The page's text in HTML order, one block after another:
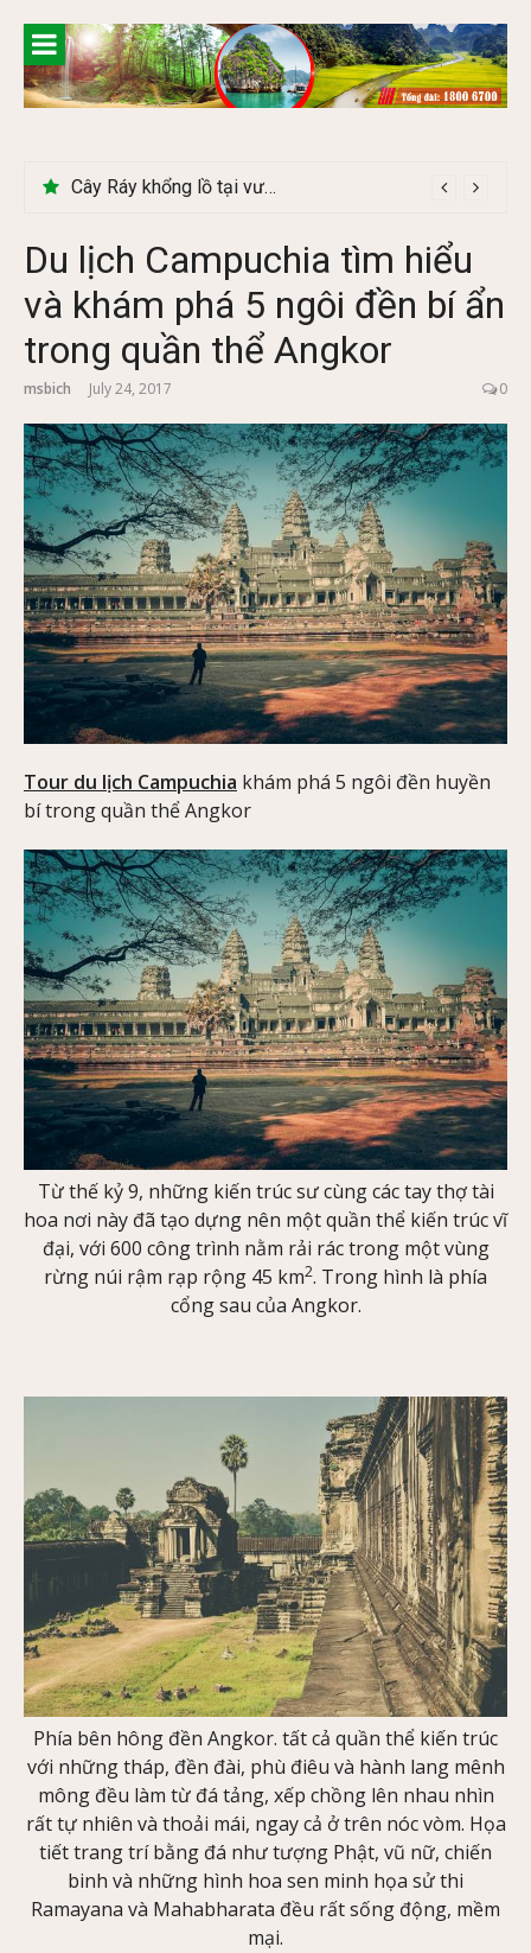
content
Cây Ráy khổng lồ tại vườn Quốc gia Cúc Phương
Du lịch Campuchia tìm hiểu
và khám phá 5 ngôi đền bí ẩn
trong quần thể Angkor
msbich July 24, 2017 0
Tour du lịch Campuchia khám phá 5 ngôi đền huyền
bí trong quần thể Angkor
Từ thế kỷ 9, những kiến trúc sư cùng các tay thợ tài
hoa nơi này đã tạo dựng nên một quần thể kiến trúc vĩ
đại, với 600 công trình nằm rải rác trong một vùng
rừng núi rậm rạp rộng 45 km2. Trong hình là phía
cổng sau của Angkor.
Phía bên hông đền Angkor. tất cả quần thể kiến trúc
với những tháp, đền đài, phù điêu và hành lang mênh
mông đều làm từ đá tảng, xếp chồng lên nhau nhìn
rất tự nhiên và thoải mái, ngay cả ở trên nóc vòm. Họa
tiết trang trí bằng đá như tượng Phật, vũ nữ, chiến
binh và những hình hoa sen minh họa sử thi
Ramayana và Mahabharata đều rất sống động, mềm
mại.